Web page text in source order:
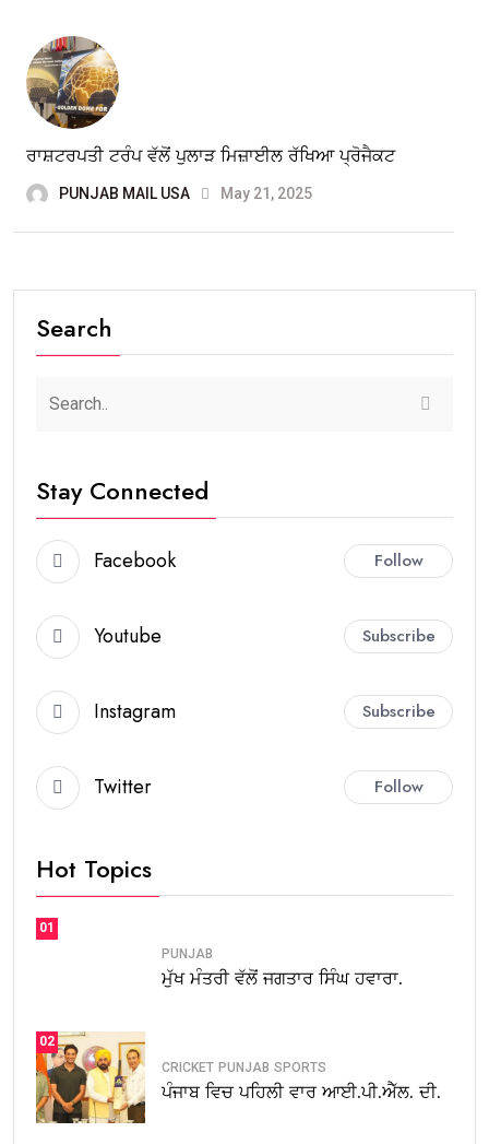
ਰਾਸ਼ਟਰਪਤੀ ਟਰੰਪ ਵੱਲੋਂ ਪੁਲਾੜ ਮਿਜ਼ਾਈਲ ਰੱਖਿਆ ਪ੍ਰੋਜੈਕਟ
PUNJAB MAIL USA May 21, 2025
Search
Stay Connected
Facebook Follow
Youtube Subscribe
Instagram Subscribe
Twitter Follow
Hot Topics
01
PUNJAB
ਮੁੱਖ ਮੰਤਰੀ ਵੱਲੋਂ ਜਗਤਾਰ ਸਿੰਘ ਹਵਾਰਾ.
02
CRICKET PUNJAB SPORTS
ਪੰਜਾਬ ਵਿਚ ਪਹਿਲੀ ਵਾਰ ਆਈ.ਪੀ.ਐੱਲ. ਦੀ.